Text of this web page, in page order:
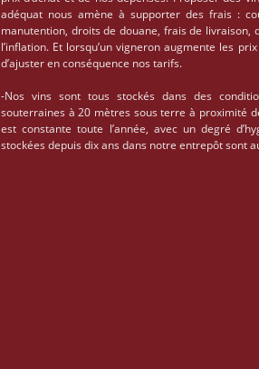
adéquat nous amène à supporter des frais :
manutention, droits de douane, frais de livraison,
l’inflation. Et lorsqu’un vigneron augmente les
d’ajuster en conséquence nos tarifs.
-Nos vins sont tous stockés dans des
souterraines à 20 mètres sous terre à proximité
est constante toute l’année, avec un degré
stockées depuis dix ans dans notre entrepôt sont